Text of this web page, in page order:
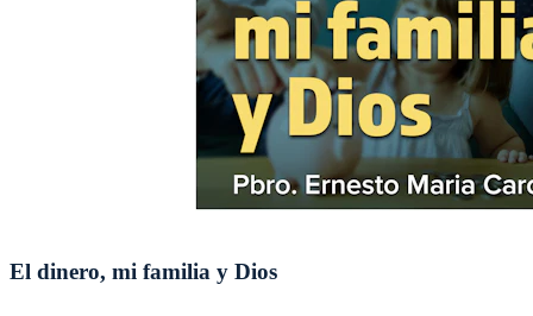
El dinero, mi familia y Dios